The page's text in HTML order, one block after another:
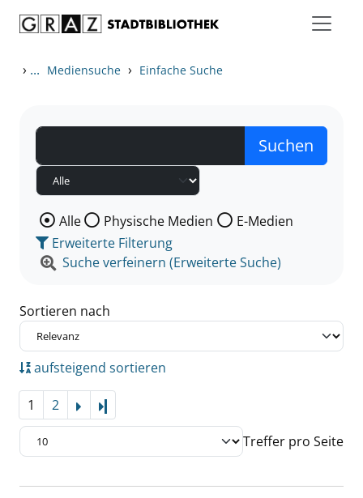
› ... Mediensuche › Einfache Suche
Wählen Sie die Medienart nach der Sie suchen wollen.
Alle Physische Medien
E-Medien
Erweiterte Filterung
Suche verfeinern (Erweiterte Suche)
Sortieren nach
aufsteigend sortieren
1 2
Treffer pro Seite